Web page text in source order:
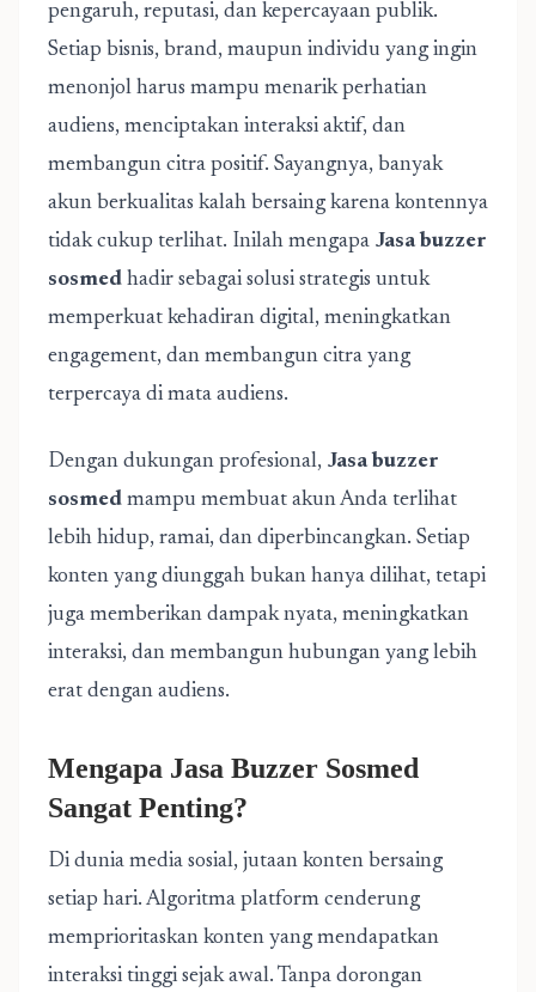
pengaruh, reputasi, dan kepercayaan publik.
Setiap bisnis, brand, maupun individu yang ingin
menonjol harus mampu menarik perhatian
audiens, menciptakan interaksi aktif, dan
membangun citra positif. Sayangnya, banyak
akun berkualitas kalah bersaing karena kontennya
tidak cukup terlihat. Inilah mengapa Jasa buzzer
sosmed hadir sebagai solusi strategis untuk
memperkuat kehadiran digital, meningkatkan
engagement, dan membangun citra yang
terpercaya di mata audiens.
Dengan dukungan profesional, Jasa buzzer
sosmed mampu membuat akun Anda terlihat
lebih hidup, ramai, dan diperbincangkan. Setiap
konten yang diunggah bukan hanya dilihat, tetapi
juga memberikan dampak nyata, meningkatkan
interaksi, dan membangun hubungan yang lebih
erat dengan audiens.
Mengapa Jasa Buzzer Sosmed
Sangat Penting?
Di dunia media sosial, jutaan konten bersaing
setiap hari. Algoritma platform cenderung
memprioritaskan konten yang mendapatkan
interaksi tinggi sejak awal. Tanpa dorongan